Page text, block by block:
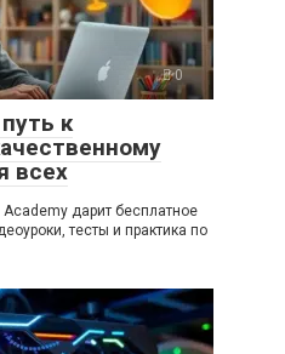
0
к
всех
дарит бесплатное
тесты и практика по